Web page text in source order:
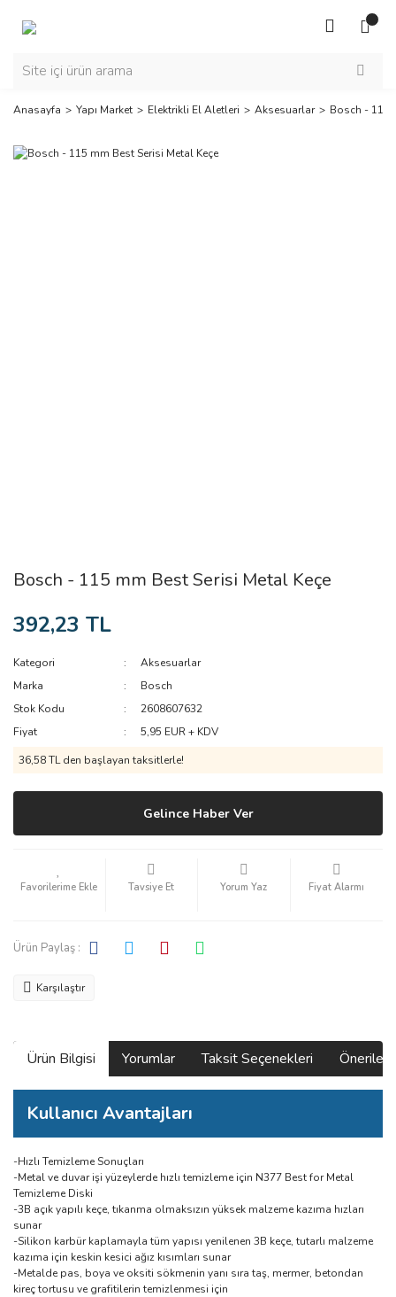
Anasayfa Yapı Market Elektrikli El Aletleri Aksesuarlar Bosch - 115
Bosch - 115 mm Best Serisi Metal Keçe
392,23 TL
Kategori
Aksesuarlar
Marka
Bosch
Stok Kodu
2608607632
Fiyat
5,95 EUR + KDV
36,58 TL den başlayan taksitlerle!
Gelince Haber Ver
Tavsiye Et Yorum Yaz Fiyat Alarmı
Ürün Paylaş :
Karşılaştır
Ürün Bilgisi Yorumlar Taksit Seçenekleri
Kullanıcı Avantajları
-Hızlı Temizleme Sonuçları
-Metal ve duvar işi yüzeylerde hızlı temizleme için N377 Best for Metal
Temizleme Diski
-3B açık yapılı keçe, tıkanma olmaksızın yüksek malzeme kazıma hızları
sunar
-Silikon karbür kaplamayla tüm yapısı yenilenen 3B keçe, tutarlı malzeme
kazıma için keskin kesici ağız kısımları sunar
-Metalde pas, boya ve oksiti sökmenin yanı sıra taş, mermer, betondan
kireç tortusu ve grafitilerin temizlenmesi için